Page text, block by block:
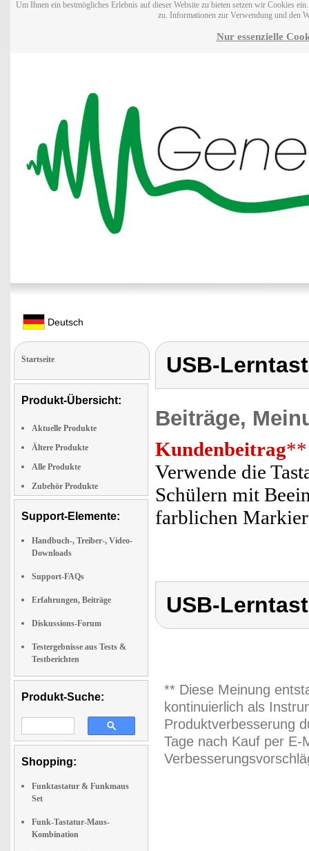
Um Ihnen ein bestmögliches Erlebnis auf dieser Website zu bieten setzen wir Cookies
zu. Informationen zur Verwendung und den
Nur essenzielle
Deutsch
Startseite
Produkt-Übersicht:
Aktuelle Produkte
Ältere Produkte
Alle Produkte
Zubehör Produkte
Support-Elemente:
Handbuch-, Treiber-, Video-
Downloads
Support-FAQs
Erfahrungen, Beiträge
Diskussions-Forum
Testergebnisse aus Tests &
Testberichten
Produkt-Suche:
Shopping:
Funktastatur & Funkmaus
Set
Funk-Tastatur-Maus-
Kombination
USB-
Beiträge,
Kundenbeitrag**
Verwende die
Schülern mit
farblichen
USB-
** Diese Meinung
kontinuierlich als
Produktverbesserung
Tage nach Kauf per E-